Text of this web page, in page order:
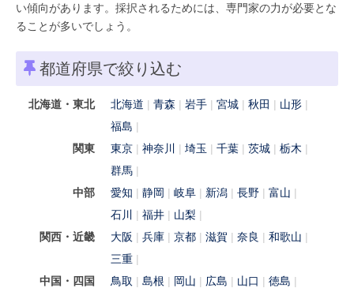
い傾向があります。採択されるためには、専門家の力が必要とな
ることが多いでしょう。
都道府県で絞り込む
北海道・東北 北海道 青森 岩手 宮城 秋田
山形
福島
関東
東京 神奈川 埼玉 千葉 茨城
栃木
群馬
中部
愛知 静岡 岐阜 新潟 長野
富山
石川
福井
山梨
関西・近畿
大阪 兵庫 京都 滋賀 奈良
和歌山
三重
中国・四国
鳥取 島根 岡山 広島 山口
徳島